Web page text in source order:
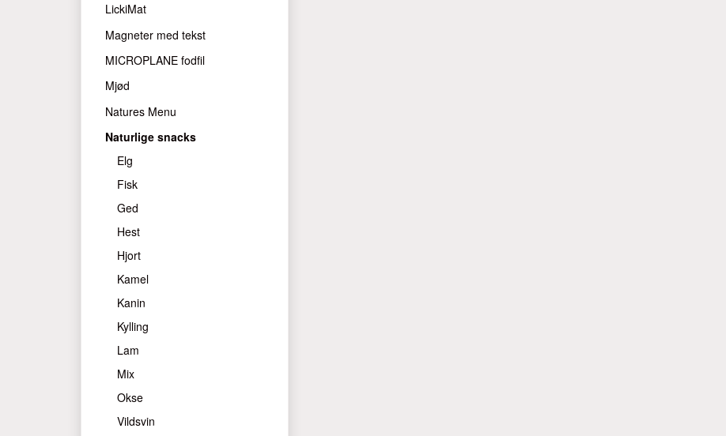
LickiMat
Magneter med tekst
MICROPLANE fodfil
Mjød
Natures Menu
Naturlige snacks
Elg
Fisk
Ged
Hest
Hjort
Kamel
Kanin
Kylling
Lam
Mix
Okse
Vildsvin